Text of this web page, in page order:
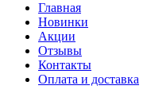
Главная
Новинки
Акции
Отзывы
Контакты
Оплата и доставка